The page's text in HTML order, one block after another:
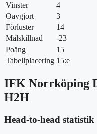
Vinster
4
Oavgjort
3
Förluster
14
Målskillnad
-23
Poäng
15
Tabellplacering 15:e
IFK Norrköping
H2H
Head-to-head statistik